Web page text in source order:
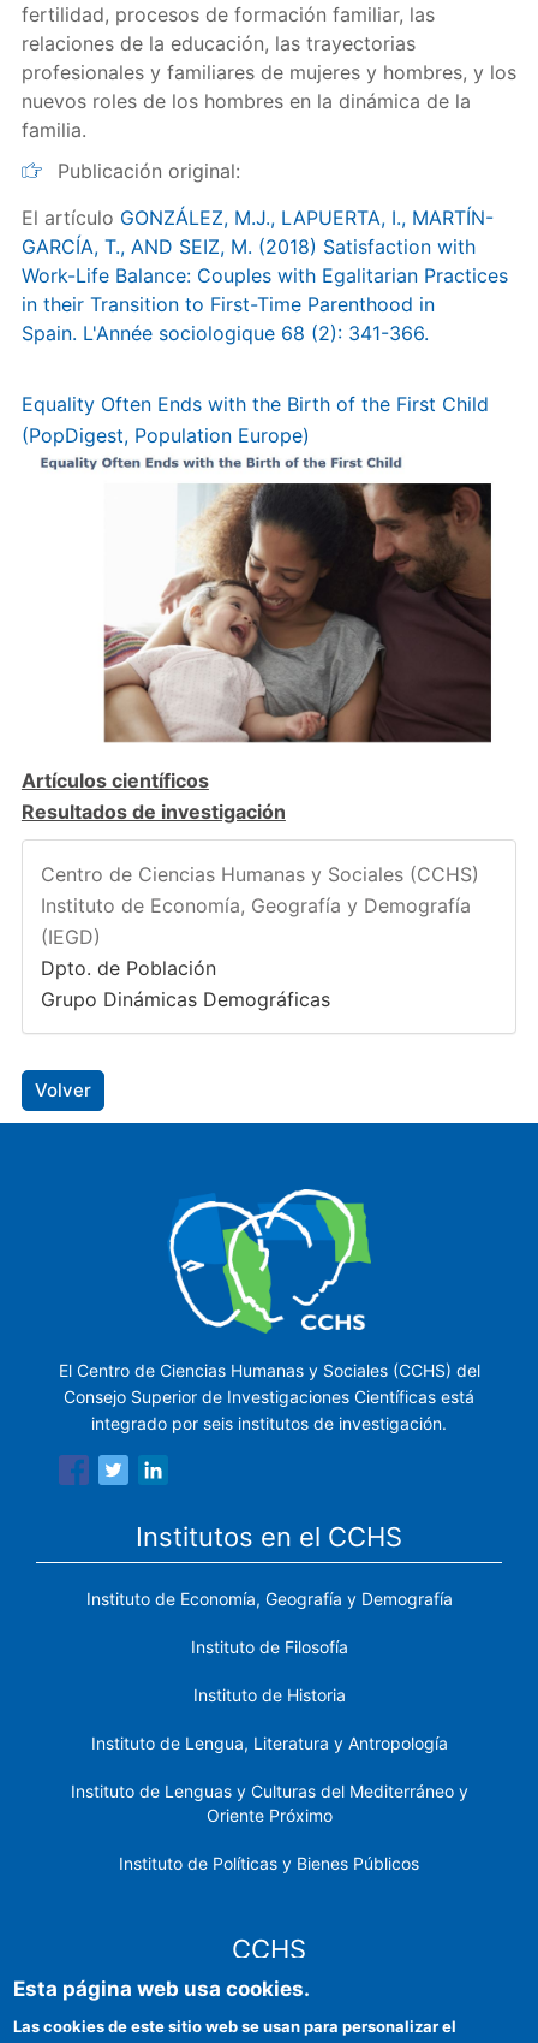
fertilidad, procesos de formación familiar, las
relaciones de la educación, las trayectorias
profesionales y familiares de mujeres y hombres, y los
nuevos roles de los hombres en la dinámica de la
familia.
Publicación original:
El artículo GONZÁLEZ, M.J., LAPUERTA, I., MARTÍN-
GARCÍA, T., AND SEIZ, M. (2018) Satisfaction with
Work-Life Balance: Couples with Egalitarian Practices
in their Transition to First-Time Parenthood in
Spain. L'Année sociologique 68 (2): 341-366.
Equality Often Ends with the Birth of the First Child
(PopDigest, Population Europe)
Artículos científicos
Resultados de investigación
Centro de Ciencias Humanas y Sociales (CCHS)
Instituto de Economía, Geografía y Demografía
(IEGD)
Dpto. de Población
Grupo Dinámicas Demográficas
Volver
El Centro de Ciencias Humanas y Sociales (CCHS) del
Consejo Superior de Investigaciones Científicas está
integrado por seis institutos de investigación.
Institutos en el CCHS
Instituto de Economía, Geografía y Demografía
Instituto de Filosofía
Instituto de Historia
Instituto de Lengua, Literatura y Antropología
Instituto de Lenguas y Culturas del Mediterráneo y
Oriente Próximo
Instituto de Políticas y Bienes Públicos
CCHS
Esta página web usa cookies.
Las cookies de este sitio web se usan para personalizar el